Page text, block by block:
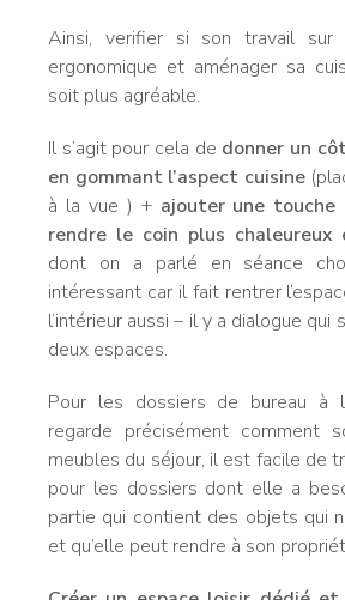
Ainsi, verifier si son travail sur
ergonomique et aménager sa
soit plus agréable.
Il s’agit pour cela de donner un
en gommant l’aspect cuisine
à la vue ) + ajouter une touche
rendre le coin plus chaleureux
dont on a parlé en séance
intéressant car il fait rentrer
l’intérieur aussi – il y a dialogue qui
deux espaces.
Pour les dossiers de bureau à
regarde précisément comment
meubles du séjour, il est facile de
pour les dossiers dont elle a
partie qui contient des objets qui
et qu’elle peut rendre à son